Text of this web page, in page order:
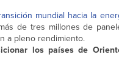
mundial hacia la
de tres millones de
a pleno rendimiento.
los países de